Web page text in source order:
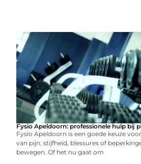
Fysio Apeldoorn: professionele hulp bij
Fysio Apeldoorn is een goede keuze
van pijn, stijfheid, blessures of
bewegen. Of het nu gaat om